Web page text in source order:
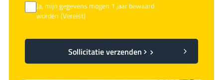
Ja, mijn gegevens mogen 1 jaar bewaard
worden (Vereist)
Sollicitatie verzenden